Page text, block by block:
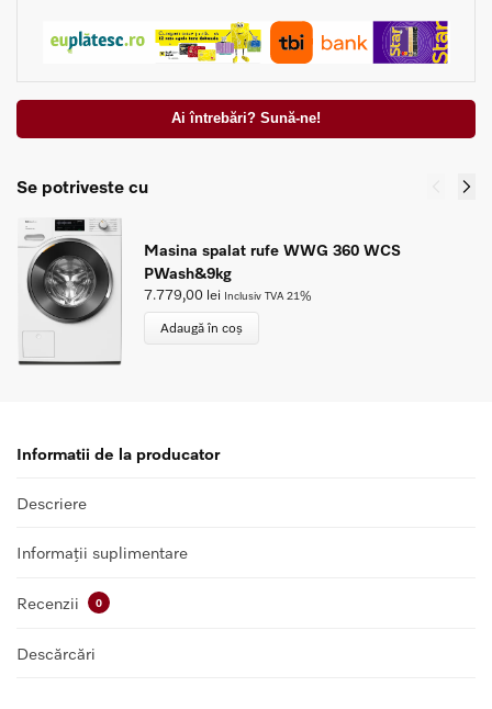
Ai întrebări? Sună-ne!
Se potriveste cu
Masina spalat rufe WWG 360 WCS
PWash&9kg
7.779,00 lei Inclusiv TVA 21%
Adaugă în coș
Informatii de la producator
Descriere
Informații suplimentare
Recenzii 0
Descărcări